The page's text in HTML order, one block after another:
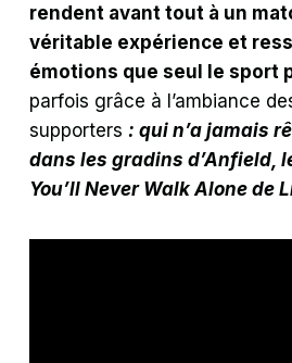
rendent avant tout à un
véritable expérience et
émotions que seul le sport
parfois grâce à l’ambiance
supporters: qui n’a jamais
dans les gradins d’Anfield,
You’ll Never Walk Alone de